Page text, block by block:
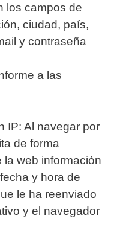
los campos de
ciudad, país,
y contraseña
a las
IP: Al navegar por
de forma
la web información
y hora de
le ha reenviado
y el navegador